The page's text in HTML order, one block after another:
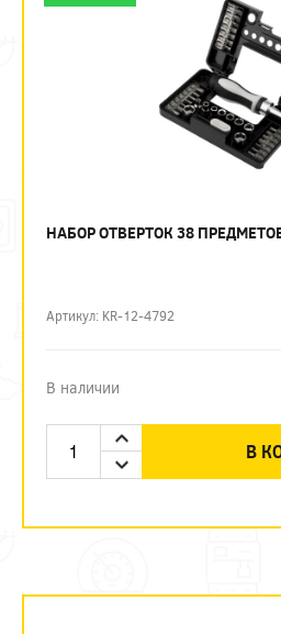
НАБОР ОТВЕРТОК 38
Артикул: KR-12-4792
В наличии
В